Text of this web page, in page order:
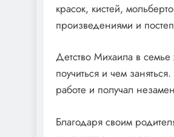
красок, кистей,
произведениями и
Детство Михаила в
поучиться и чем
работе и получал
Благодаря своим